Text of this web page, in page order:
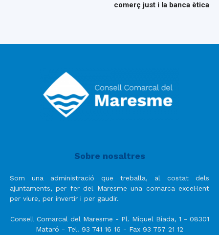
comerç just i la banca ètica
Sobre nosaltres
Som una administració que treballa, al costat dels
ajuntaments, per fer del Maresme una comarca excel·lent
per viure, per invertir i per gaudir.
Consell Comarcal del Maresme - Pl. Miquel Biada, 1 - 08301
Mataró - Tel. 93 741 16 16 - Fax 93 757 21 12